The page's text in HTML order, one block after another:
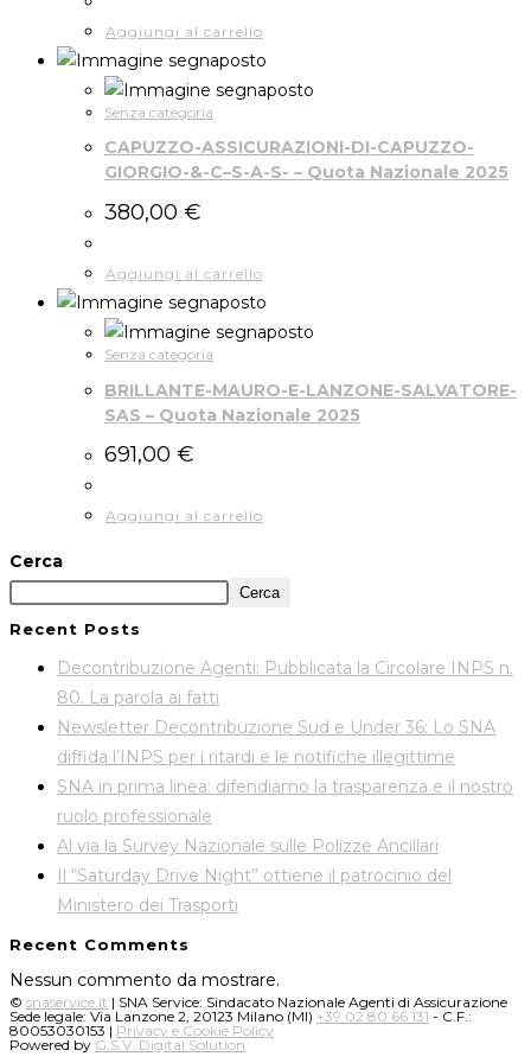
Aggiungi al carrello
Senza categoria
CAPUZZO-ASSICURAZIONI-DI-CAPUZZO-
GIORGIO-&-C–S-A-S- – Quota Nazionale 2025
380,00 €
Aggiungi al carrello
Senza categoria
BRILLANTE-MAURO-E-LANZONE-SALVATORE-
SAS – Quota Nazionale 2025
691,00 €
Aggiungi al carrello
Cerca
Cerca
Recent Posts
Decontribuzione Agenti: Pubblicata la Circolare INPS n.
80. La parola ai fatti
Newsletter Decontribuzione Sud e Under 36: Lo SNA
diffida l’INPS per i ritardi e le notifiche illegittime
SNA in prima linea: difendiamo la trasparenza e il nostro
ruolo professionale
Al via la Survey Nazionale sulle Polizze Ancillari
Il “Saturday Drive Night” ottiene il patrocinio del
Ministero dei Trasporti
Recent Comments
Nessun commento da mostrare.
© snaservice.it | SNA Service: Sindacato Nazionale Agenti di Assicurazione
Sede legale: Via Lanzone 2, 20123 Milano (MI) +39 02 80 66 131‬ - C.F.:
80053030153 | Privacy e Cookie Policy
Powered by G.S.V. Digital Solution